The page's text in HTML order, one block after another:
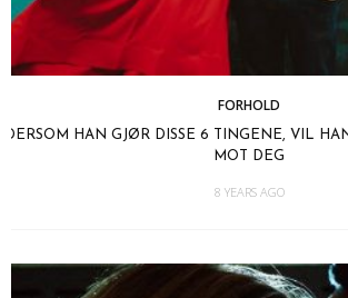
FORHOLD
DERSOM HAN GJØR DISSE 6 TINGENE, VIL
MOT DEG
8 YEARS AGO